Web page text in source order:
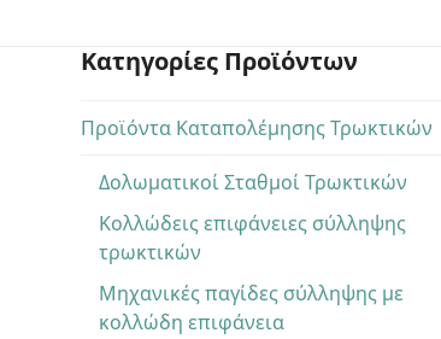
Κατηγορίες Προϊόντων
Προϊόντα Καταπολέμησης Τρωκτικών
Δολωματικοί Σταθμοί Τρωκτικών
Κολλώδεις επιφάνειες σύλληψης
τρωκτικών
Μηχανικές παγίδες σύλληψης με
κολλώδη επιφάνεια